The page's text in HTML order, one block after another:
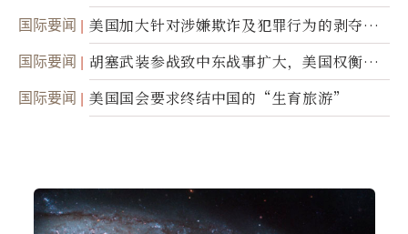
踪
国际要闻
美国加大针对涉嫌欺诈及犯罪行为的剥夺公
民权力度
国际要闻
胡塞武装参战致中东战事扩大，美国权衡地
面入侵的可能性
国际要闻 美国国会要求终结中国的“生育旅游”